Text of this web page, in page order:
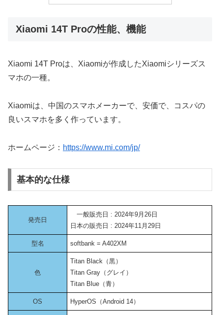
Xiaomi 14T Proの性能、機能
Xiaomi 14T Proは、Xiaomiが作成したXiaomiシリーズス
マホの一種。
Xiaomiは、中国のスマホメーカーで、安価で、コスパの
良いスマホを多く作っています。
ホームページ： https://www.mi.com/jp/
基本的な仕様
発売日
一般販売日 : 2024年9月26日
日本の販売日 : 2024年11月29日
型名 softbank = A402XM
色
Titan Black（黒）
Titan Gray（グレイ）
Titan Blue（青）
OS HyperOS（Android 14）